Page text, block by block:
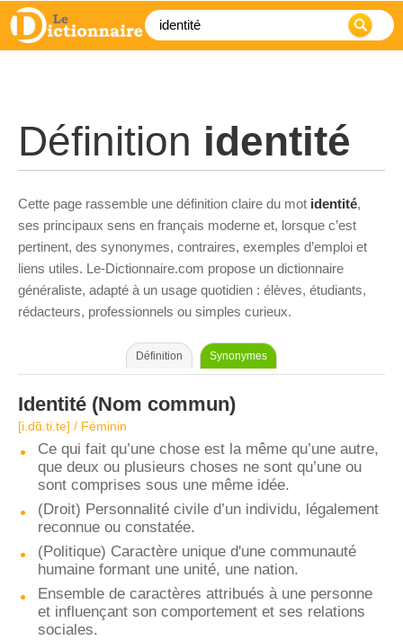
Définition identité
Cette page rassemble une définition claire du mot identité,
ses principaux sens en français moderne et, lorsque c’est
pertinent, des synonymes, contraires, exemples d’emploi et
liens utiles. Le-Dictionnaire.com propose un dictionnaire
généraliste, adapté à un usage quotidien : élèves, étudiants,
rédacteurs, professionnels ou simples curieux.
Définition Synonymes
Identité (Nom commun)
[i.dɑ̃.ti.te] / Féminin
Ce qui fait qu’une chose est la même qu’une autre,
que deux ou plusieurs choses ne sont qu’une ou
sont comprises sous une même idée.
(Droit) Personnalité civile d’un individu, légalement
reconnue ou constatée.
(Politique) Caractère unique d'une communauté
humaine formant une unité, une nation.
Ensemble de caractères attribués à une personne
et influençant son comportement et ses relations
sociales.